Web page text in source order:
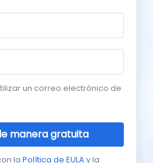
un correo electrónico de
manera gratuita
la Política de EULAy la